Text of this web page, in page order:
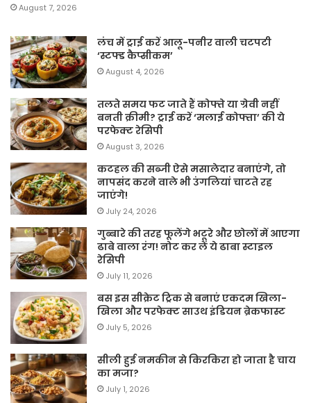
August 7, 2026
लंच में ट्राई करें आलू-पनीर वाली चटपटी
‘स्टफ्ड कैप्सीकम’
August 4, 2026
तलते समय फट जाते हैं कोफ्ते या ग्रेवी नहीं
बनती क्रीमी? ट्राई करें ‘मलाई कोफ्ता’ की ये
परफेक्ट रेसिपी
August 3, 2026
कटहल की सब्जी ऐसे मसालेदार बनाएंगे, तो
नापसंद करने वाले भी उंगलियां चाटते रह
जाएंगे!
July 24, 2026
गुब्बारे की तरह फूलेंगे भटूरे और छोलों में आएगा
ढाबे वाला रंग! नोट कर लें ये ढाबा स्टाइल
रेसिपी
July 11, 2026
बस इस सीक्रेट ट्रिक से बनाएं एकदम खिला-
खिला और परफेक्ट साउथ इंडियन ब्रेकफास्ट
July 5, 2026
सीली हुई नमकीन से किरकिरा हो जाता है चाय
का मजा?
July 1, 2026